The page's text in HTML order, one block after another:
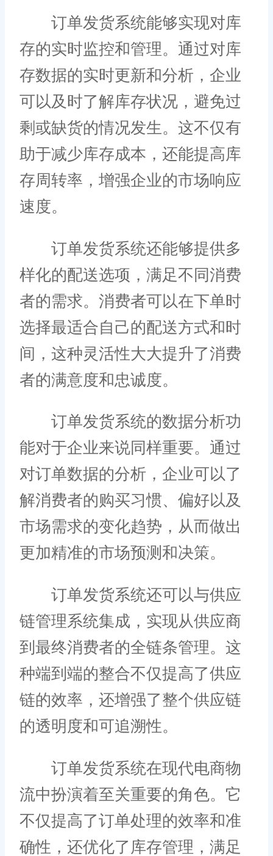
订单发货系统能够实现对库
存的实时监控和管理。通过对库
存数据的实时更新和分析，企业
可以及时了解库存状况，避免过
剩或缺货的情况发生。这不仅有
助于减少库存成本，还能提高库
存周转率，增强企业的市场响应
速度。
订单发货系统还能够提供多
样化的配送选项，满足不同消费
者的需求。消费者可以在下单时
选择最适合自己的配送方式和时
间，这种灵活性大大提升了消费
者的满意度和忠诚度。
订单发货系统的数据分析功
能对于企业来说同样重要。通过
对订单数据的分析，企业可以了
解消费者的购买习惯、偏好以及
市场需求的变化趋势，从而做出
更加精准的市场预测和决策。
订单发货系统还可以与供应
链管理系统集成，实现从供应商
到最终消费者的全链条管理。这
种端到端的整合不仅提高了供应
链的效率，还增强了整个供应链
的透明度和可追溯性。
订单发货系统在现代电商物
流中扮演着至关重要的角色。它
不仅提高了订单处理的效率和准
确性，还优化了库存管理，满足